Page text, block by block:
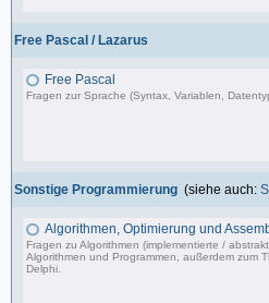
Free Pascal / Lazarus
Free Pascal
Fragen zur Sprache (Syntax, Variablen,
Sonstige Programmierung (siehe auch:
Algorithmen, Optimierung und
Fragen zu Algorithmen (implementierte /
Algorithmen und Programmen, außerdem zum
Delphi.